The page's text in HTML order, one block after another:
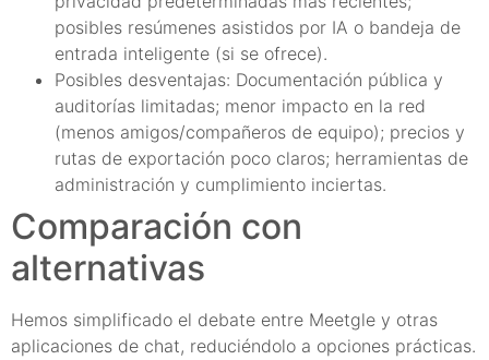
posibles resúmenes asistidos por IA o bandeja de
entrada inteligente (si se ofrece).
Posibles desventajas: Documentación pública y
auditorías limitadas; menor impacto en la red
(menos amigos/compañeros de equipo); precios y
rutas de exportación poco claros; herramientas de
administración y cumplimiento inciertas.
Comparación con
alternativas
Hemos simplificado el debate entre Meetgle y otras
aplicaciones de chat, reduciéndolo a opciones prácticas.